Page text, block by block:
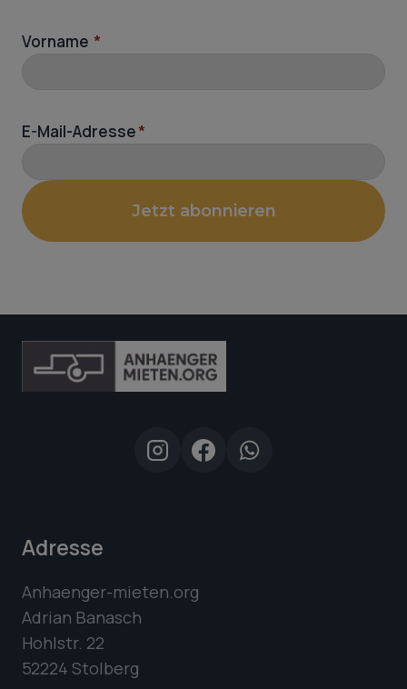
Vorname *
E-Mail-Adresse*
Jetzt abonnieren
Adresse
Anhaenger-mieten.org
Adrian Banasch
Hohlstr. 22
52224 Stolberg